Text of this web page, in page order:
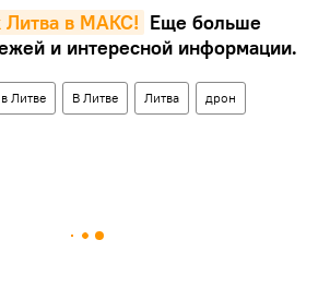
в MAКС! Еще больше
и интересной информации.
Литве В Литве Литва дрон